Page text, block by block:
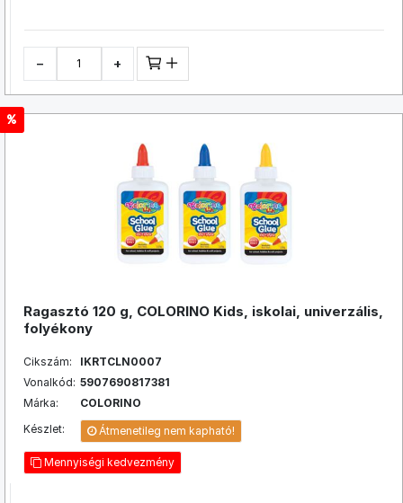
− +
Ragasztó 120 g, COLORINO Kids, iskolai, univerzális,
folyékony
Cikszám:
IKRTCLN0007
Vonalkód: 5907690817381
Márka:
COLORINO
Készlet:
Átmenetileg nem kapható!
Mennyiségi kedvezmény